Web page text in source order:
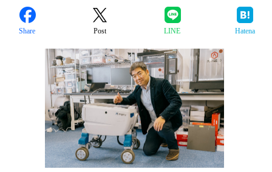
Share Post LINE Hatena